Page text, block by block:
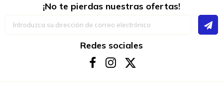
¡No te pierdas nuestras ofertas!
Redes sociales